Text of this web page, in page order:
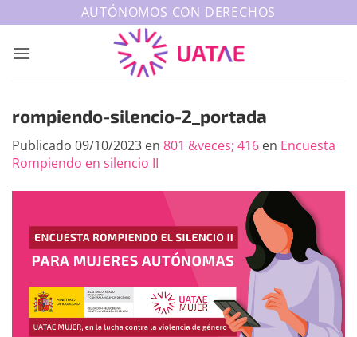
al
AUTÓNOMOS CON DERECHOS
rompiendo-silencio-2_portada
Publicado 09/10/2023 en 801 &veces; 416 en Encuesta
Rompiendo en silencio II